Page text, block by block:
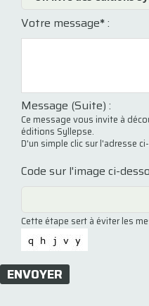
Votre message*:
Message (Suite) :
Ce message vous invite à
éditions Syllepse.
D'un simple clic sur l'adresse
Code sur l'image ci-
Cette étape sert à éviter les
ENVOYER